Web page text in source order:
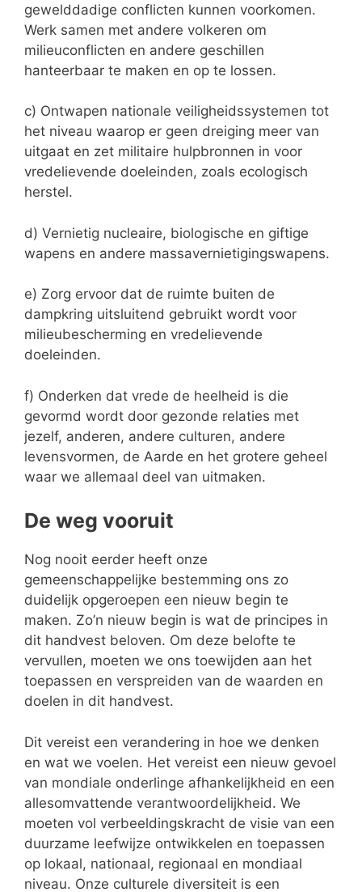
gewelddadige conflicten kunnen voorkomen.
Werk samen met andere volkeren om
milieuconflicten en andere geschillen
hanteerbaar te maken en op te lossen.
c) Ontwapen nationale veiligheidssystemen tot
het niveau waarop er geen dreiging meer van
uitgaat en zet militaire hulpbronnen in voor
vredelievende doeleinden, zoals ecologisch
herstel.
d) Vernietig nucleaire, biologische en giftige
wapens en andere massavernietigingswapens.
e) Zorg ervoor dat de ruimte buiten de
dampkring uitsluitend gebruikt wordt voor
milieubescherming en vredelievende
doeleinden.
f) Onderken dat vrede de heelheid is die
gevormd wordt door gezonde relaties met
jezelf, anderen, andere culturen, andere
levensvormen, de Aarde en het grotere geheel
waar we allemaal deel van uitmaken.
De weg vooruit
Nog nooit eerder heeft onze
gemeenschappelijke bestemming ons zo
duidelijk opgeroepen een nieuw begin te
maken. Zo’n nieuw begin is wat de principes in
dit handvest beloven. Om deze belofte te
vervullen, moeten we ons toewijden aan het
toepassen en verspreiden van de waarden en
doelen in dit handvest.
Dit vereist een verandering in hoe we denken
en wat we voelen. Het vereist een nieuw gevoel
van mondiale onderlinge afhankelijkheid en een
allesomvattende verantwoordelijkheid. We
moeten vol verbeeldingskracht de visie van een
duurzame leefwijze ontwikkelen en toepassen
op lokaal, nationaal, regionaal en mondiaal
niveau. Onze culturele diversiteit is een